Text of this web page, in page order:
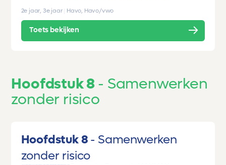
2e jaar, 3e jaar Havo, Havo/vwo
Toets bekijken
Hoofdstuk 8
Samenwerken
zonder risico
Hoofdstuk 8
Samenwerken
zonder risico